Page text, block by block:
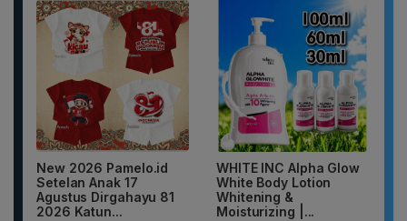
New 2026 Pamelo.id
Setelan Anak 17
Agustus Dirgahayu 81
2026 Katun...
WHITE INC Alpha Glow
White Body Lotion
Whitening &
Moisturizing |...